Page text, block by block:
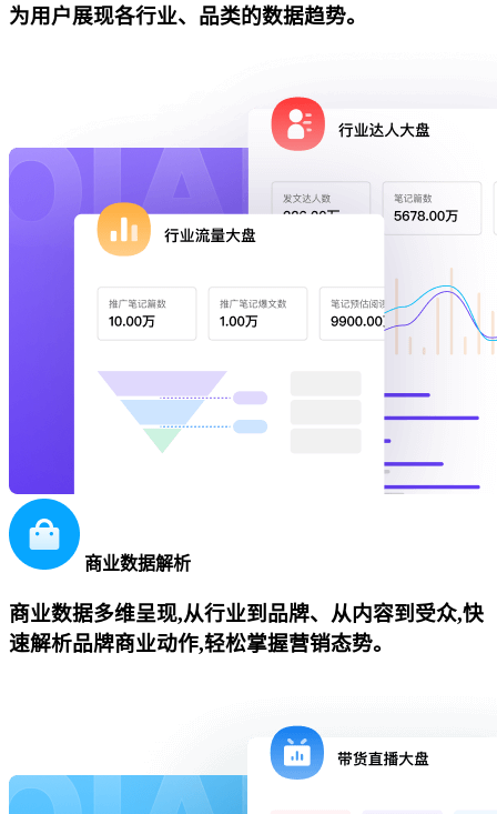
为用户展现各行业、品类的数据趋势。
商业数据解析
商业数据多维呈现,从行业到品牌、从内容到受众,快
速解析品牌商业动作,轻松掌握营销态势。